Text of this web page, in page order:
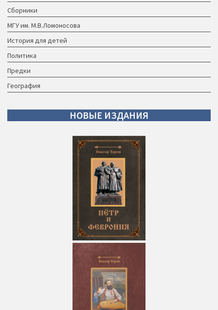
Сборники
МГУ им. М.В.Ломоносова
История для детей
Политика
Предки
География
НОВЫЕ ИЗДАНИЯ